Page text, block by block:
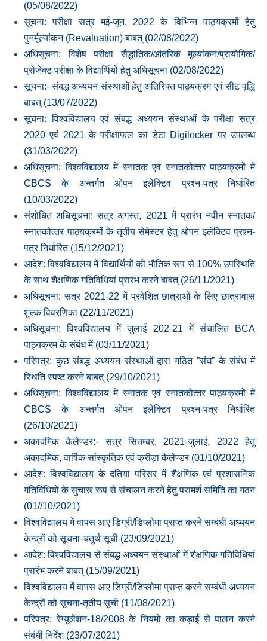
(05/08/2022)
सूचना: परीक्षा सत्र मई-जून, 2022 के विभिन्‍न पाठ्यक्रमों हेतु
पुनर्मूल्‍यांकन (Revaluation) बाबत् (02/08/2022)
अधिसूचना: विशेष परीक्षा सैद्धांतिक/आंतरिक मूल्‍यांकन/प्रायोगिक/
प्रोजेक्‍ट परीक्षा के विद्यार्थियों हेतु अधिसूचना (02/08/2022)
सूचना:- संबद्ध अध्‍ययन संस्‍थाओं हेतु अतिरिक्‍त पाठ्यक्रम एवं सीट वृद्धि
बाबत् (13/07/2022)
सूचना: विश्‍वविद्यालय एवं संबद्ध अध्‍ययन संस्‍थाओं के परीक्षा सत्र
2020 एवं 2021 के परीक्षाफल का डेटा Digilocker पर उपलब्‍ध
(31/03/2022)
अधिसूचना: विश्‍वविद्यालय में स्‍नातक एवं स्‍नातकोत्‍तर पाठ्यक्रमों में
CBCS के अन्‍तर्गत ओपन इलेक्टिव प्रश्‍न-पत्र निर्धारित
(10/03/2022)
संशोधित अधिसूचना: सत्र अगस्‍त, 2021 में प्रारंभ नवीन स्‍नातक/
स्‍नातकोत्‍तर पाठ्यक्रमों के तृतीय सेमेस्‍टर हेतु ओपन इलेक्टिव प्रश्‍न-
पत्र निर्धारित (15/12/2021)
आदेश: विश्‍वविद्यालय में विद्यार्थियों की भौतिक रूप से 100% उपस्थिति
के साथ शैक्षणिक गतिविधियां प्रारंभ करने बाबत् (26/11/2021)
अधिसूचना: सत्र 2021-22 में प्रवेशित छात्राओं के लिए छात्रावास
शुल्‍क विवरणिका (22/11/2021)
अधिसूचना: विश्‍वविद्यालय में जुलाई 202-21 में संचालित BCA
पाठ्यक्रम के संबंध में (03/11/2021)
परिपत्र: कुछ संबद्ध अध्‍ययन संस्‍थाओं द्वारा गठित ”संघ” के संबंध में
स्थिति स्‍पष्‍ट करने बाबत् (29/10/2021)
अधिसूचना: विश्‍वविद्यालय में स्‍नातक एवं स्‍नातकोत्‍तर पाठ्यक्रमों में
CBCS के अन्‍तर्गत ओपन इलेक्टिव प्रश्‍न-पत्र निर्धारित
(26/10/2021)
अकादमिक कैलेण्‍डर:- सत्र सितम्‍बर, 2021-जुलाई, 2022 हेतु
अकादमिक, वार्षिक सांस्‍कृतिक एवं क्रीड़ा कैलेण्‍डर (01/10/2021)
आदेश: विश्‍वविद्यालय के दतिया परिसर में शैक्षणिक एवं प्रशासनिक
गतिविधियों के सुचारू रूप से संचालन करने हेतु परामर्श समिति का गठन
(01//10/2021)
विश्वविद्यालय में वापस आए डिग्री/डिप्लोमा प्राप्त करने सम्बंधी अध्ययन
केन्द्रों को सूचना-चतुर्थ सूची (23/09/2021)
आदेश: विश्‍वविद्यालय से संबद्ध अध्ययन संस्थाओं में शैक्षणिक गतिविधियां
प्रारंभ करने बाबत् (15/09/2021)
विश्वविद्यालय में वापस आए डिग्री/डिप्लोमा प्राप्त करने सम्बंधी अध्ययन
केन्द्रों को सूचना-तृतीय सूची (11/08/2021)
परिपत्र: रेग्‍यूलेशन-18/2008 के नियमों का कड़ाई से पालन करने
संबंधी निर्देश (23/07/2021)